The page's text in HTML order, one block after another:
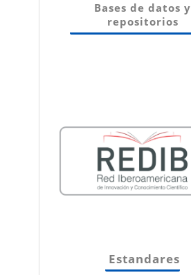
Bases de datos y
repositorios
Estandares